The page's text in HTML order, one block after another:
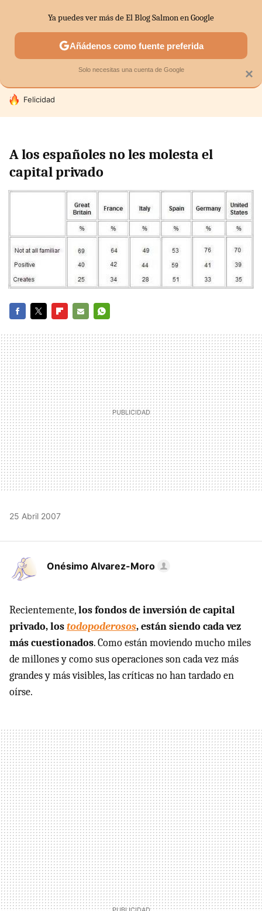
SECTORES ECONOMÍA DOMÉSTICA MERCADOS
HOY SE HABLA DE
Felicidad
A los españoles no les molesta el
capital privado
MAIL
25 Abril 2007
Onésimo Alvarez-Moro
Recientemente,los fondos de inversión de capital
privado, lostodopoderosos, están siendo cada vez
más cuestionados. Como están moviendo mucho miles
de millones y como sus operaciones son cada vez más
grandes y más visibles, las críticas no han tardado en
oírse.
×
Ya puedes ver más de El Blog Salmon en Google
Añádenos como fuente preferida
Solo necesitas una cuenta de Google